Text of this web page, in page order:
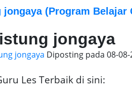
jongaya(Program Belajar
jongaya
jongaya Diposting pada 08-
Les Terbaik di sini: